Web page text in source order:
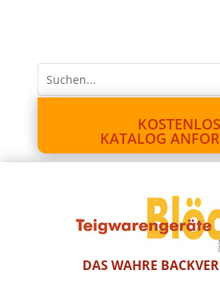
KOSTENLOS
KATALOG
DAS WAHRE